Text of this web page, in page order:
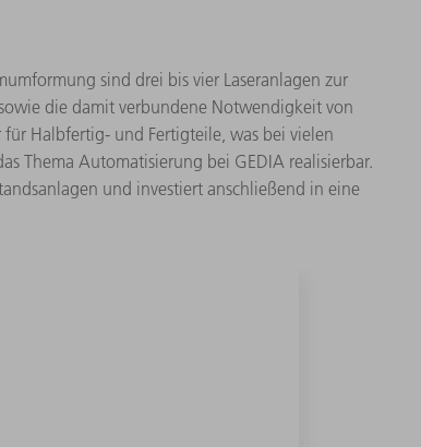
sind drei bis vier Laseranlagen zur
die damit verbundene Notwendigkeit von
Halbfertig- und Fertigteile, was bei vielen
Thema Automatisierung bei GEDIA realisierbar.
und investiert anschließend in eine